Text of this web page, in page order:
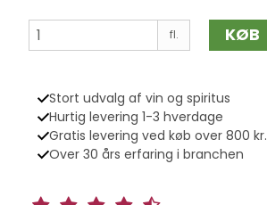
fl. KØB
Stort udvalg af vin og spiritus
Hurtig levering 1-3 hverdage
Gratis levering ved køb over 800 kr.
Over 30 års erfaring i branchen